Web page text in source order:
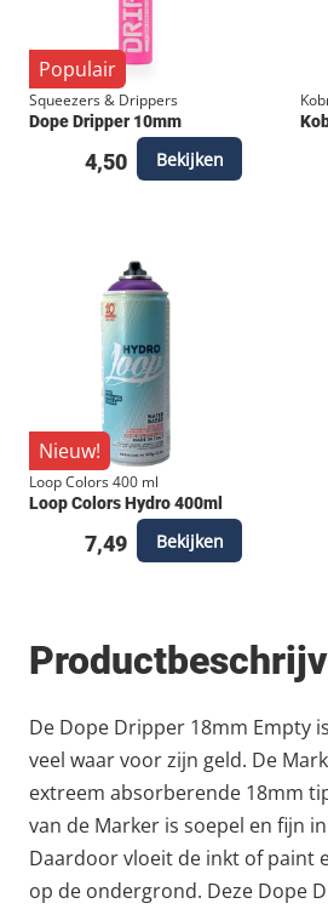
Populair
Squeezers & Drippers
Dope Dripper 10mm
4,50 Bekijken
Nieuw!
Loop Colors 400 ml
Loop Colors Hydro 400ml
7,49 Bekijken
De Dope Dripper 18mm Empty
veel waar voor zijn geld. De
extreem absorberende 18mm
van de Marker is soepel en fijn
Daardoor vloeit de inkt of paint
op de ondergrond. Deze Dope